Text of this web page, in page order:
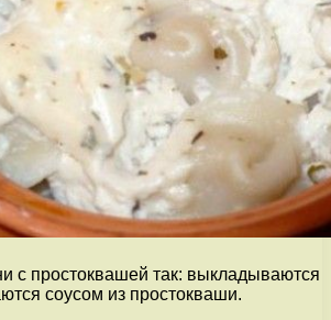
с простоквашей так: выкладываются
соусом из простокваши.